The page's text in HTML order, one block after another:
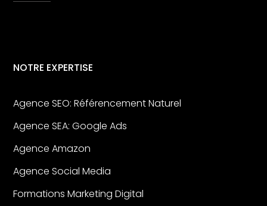
NOTRE EXPERTISE
Agence SEO: Référencement Naturel
Agence SEA: Google Ads
Agence Amazon
Agence Social Media
Formations Marketing Digital